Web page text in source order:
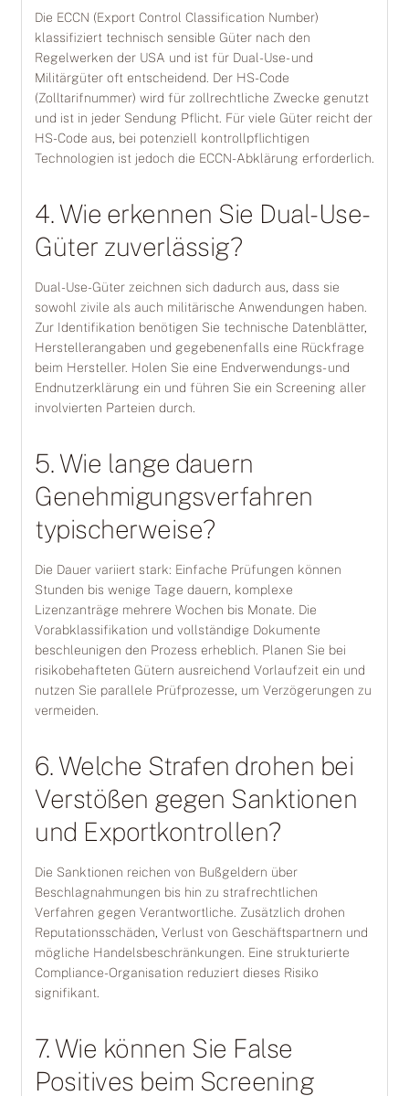
Die ECCN (Export Control Classification Number)
klassifiziert technisch sensible Güter nach den
Regelwerken der USA und ist für Dual-Use- und
Militärgüter oft entscheidend. Der HS-Code
(Zolltarifnummer) wird für zollrechtliche Zwecke genutzt
und ist in jeder Sendung Pflicht. Für viele Güter reicht der
HS-Code aus, bei potenziell kontrollpflichtigen
Technologien ist jedoch die ECCN-Abklärung erforderlich.
4. Wie erkennen Sie Dual-Use-
Güter zuverlässig?
Dual-Use-Güter zeichnen sich dadurch aus, dass sie
sowohl zivile als auch militärische Anwendungen haben.
Zur Identifikation benötigen Sie technische Datenblätter,
Herstellerangaben und gegebenenfalls eine Rückfrage
beim Hersteller. Holen Sie eine Endverwendungs- und
Endnutzerklärung ein und führen Sie ein Screening aller
involvierten Parteien durch.
5. Wie lange dauern
Genehmigungsverfahren
typischerweise?
Die Dauer variiert stark: Einfache Prüfungen können
Stunden bis wenige Tage dauern, komplexe
Lizenzanträge mehrere Wochen bis Monate. Die
Vorabklassifikation und vollständige Dokumente
beschleunigen den Prozess erheblich. Planen Sie bei
risikobehafteten Gütern ausreichend Vorlaufzeit ein und
nutzen Sie parallele Prüfprozesse, um Verzögerungen zu
vermeiden.
6. Welche Strafen drohen bei
Verstößen gegen Sanktionen
und Exportkontrollen?
Die Sanktionen reichen von Bußgeldern über
Beschlagnahmungen bis hin zu strafrechtlichen
Verfahren gegen Verantwortliche. Zusätzlich drohen
Reputationsschäden, Verlust von Geschäftspartnern und
mögliche Handelsbeschränkungen. Eine strukturierte
Compliance-Organisation reduziert dieses Risiko
signifikant.
7. Wie können Sie False
Positives beim Screening